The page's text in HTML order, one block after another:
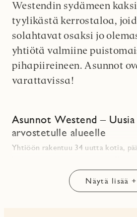
Westendin sydämeen
tyylikästä kerrostaloa,
solahtavat osaksi jo
yhtiötä valmiine
pihapiireineen. Asunnot
varattavissa!
Asunnot Westend –
arvostetulle alueelle
Yhtiöön rakentuu 34 uutta kotia,
kompakteja pienempiä
omalle tontille,
Asunnot ovat nyt
Näytä lisää +